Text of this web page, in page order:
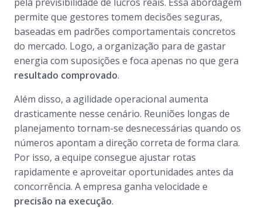
permite que gestores tomem decisões seguras,
baseadas em padrões comportamentais concretos
do mercado. Logo, a organização para de gastar
energia com suposições e foca apenas no que gera
resultado comprovado.
Além disso, a agilidade operacional aumenta
drasticamente nesse cenário. Reuniões longas de
planejamento tornam-se desnecessárias quando os
números apontam a direção correta de forma clara.
Por isso, a equipe consegue ajustar rotas
rapidamente e aproveitar oportunidades antes da
concorrência. A empresa ganha velocidade e
precisão na execução.